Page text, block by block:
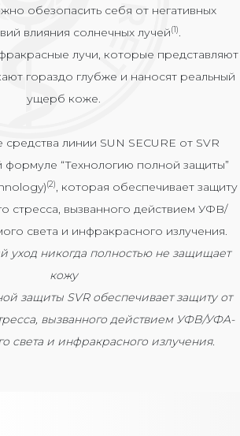
обезопасить себя от негативных
влияния солнечных лучей(1).
лучи, которые представляют
гораздо глубже и наносят реальный
ущерб коже.
линии SUN SECURE от SVR
формуле “Технологию полной защиты”
(2), которая обеспечивает защиту
стресса, вызванного действием УФB/
света и инфракрасного излучения.
уход никогда полностью не защищает
кожу
защиты SVR обеспечивает защиту от
вызванного действием УФB/УФA-
света и инфракрасного излучения.